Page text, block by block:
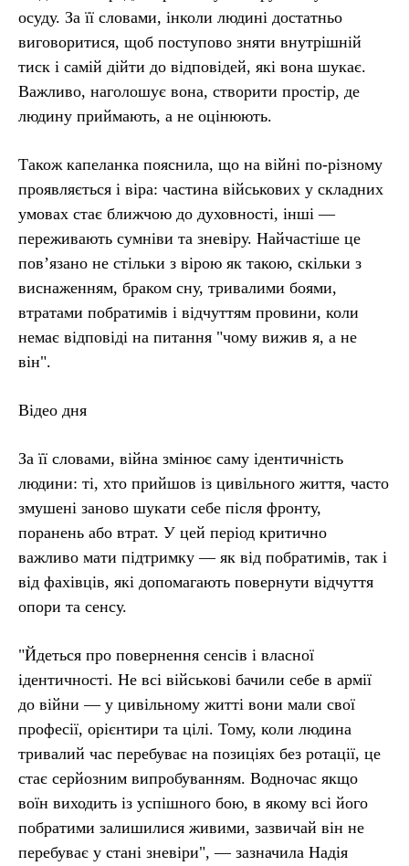
осуду. За її словами, інколи людині достатньо
виговоритися, щоб поступово зняти внутрішній
тиск і самій дійти до відповідей, які вона шукає.
Важливо, наголошує вона, створити простір, де
людину приймають, а не оцінюють.
Також капеланка пояснила, що на війні по-різному
проявляється і віра: частина військових у складних
умовах стає ближчою до духовності, інші —
переживають сумніви та зневіру. Найчастіше це
пов’язано не стільки з вірою як такою, скільки з
виснаженням, браком сну, тривалими боями,
втратами побратимів і відчуттям провини, коли
немає відповіді на питання "чому вижив я, а не
він".
Відео дня
За її словами, війна змінює саму ідентичність
людини: ті, хто прийшов із цивільного життя, часто
змушені заново шукати себе після фронту,
поранень або втрат. У цей період критично
важливо мати підтримку — як від побратимів, так і
від фахівців, які допомагають повернути відчуття
опори та сенсу.
"Йдеться про повернення сенсів і власної
ідентичності. Не всі військові бачили себе в армії
до війни — у цивільному житті вони мали свої
професії, орієнтири та цілі. Тому, коли людина
тривалий час перебуває на позиціях без ротації, це
стає серйозним випробуванням. Водночас якщо
воїн виходить із успішного бою, в якому всі його
побратими залишилися живими, зазвичай він не
перебуває у стані зневіри", — зазначила Надія